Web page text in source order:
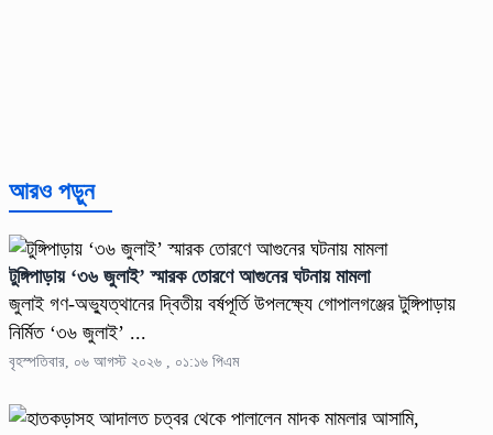
আরও পড়ুন
টুঙ্গিপাড়ায় ‘৩৬ জুলাই’ স্মারক তোরণে আগুনের ঘটনায় মামলা
জুলাই গণ-অভ্যুত্থানের দ্বিতীয় বর্ষপূর্তি উপলক্ষ্যে গোপালগঞ্জের টুঙ্গিপাড়ায়
নির্মিত ‘৩৬ জুলাই’ ...
বৃহস্পতিবার, ০৬ আগস্ট ২০২৬ , ০১:১৬ পিএম